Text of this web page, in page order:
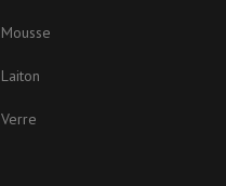
Mousse
Laiton
Verre